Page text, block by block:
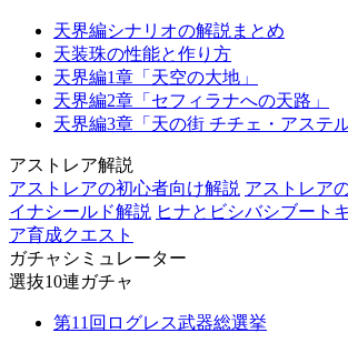
天界編シナリオの解説まとめ
天装珠の性能と作り方
天界編1章「天空の大地」
天界編2章「セフィラナへの天路」
天界編3章「天の街 チチェ・アステル
アストレア解説
アストレアの初心者向け解説 アストレア
イナシールド解説 ヒナとビシバシブート
ア育成クエスト
ガチャシミュレーター
選抜10連ガチャ
第11回ログレス武器総選挙